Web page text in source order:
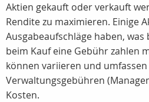
Aktien gekauft oder verkauft
Rendite zu maximieren. Einige
Ausgabeaufschläge haben,
beim Kauf eine Gebühr zahlen
können variieren und
Verwaltungsgebühren
Kosten.